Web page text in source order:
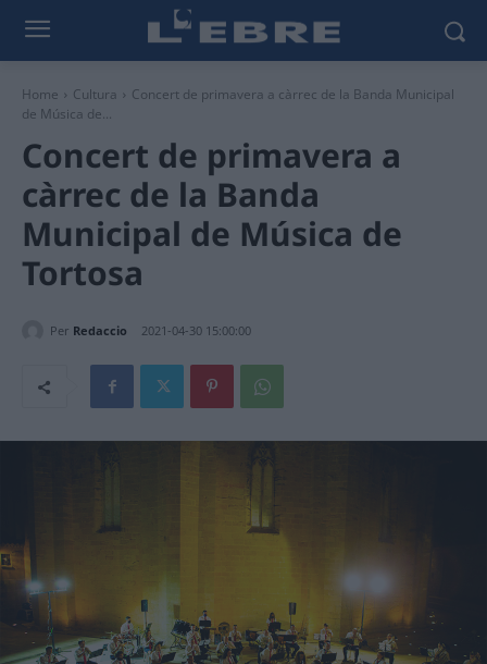
Home Cultura
Concert de primavera a càrrec de la Banda Municipal
de Música de...
Concert de primavera a
càrrec de la Banda
Municipal de Música de
Tortosa
Per Redaccio 2021-04-30 15:00:00